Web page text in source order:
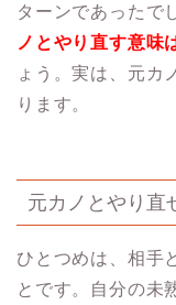
ターンであったで
ノとやり直す意味
ょう。実は、元カ
ります。
元カノとやり直
ひとつめは、相手
とです。自分の未